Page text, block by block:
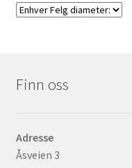
Finn oss
Adresse
Åsveien 3